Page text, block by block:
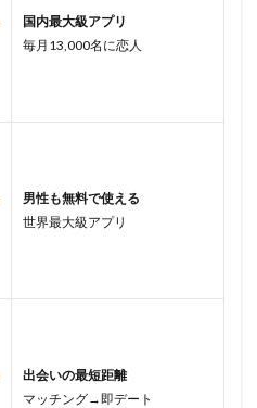
国内最大級アプリ
毎月13,000名に恋人
男性も無料で使える
世界最大級アプリ
出会いの最短距離
マッチング→即デート